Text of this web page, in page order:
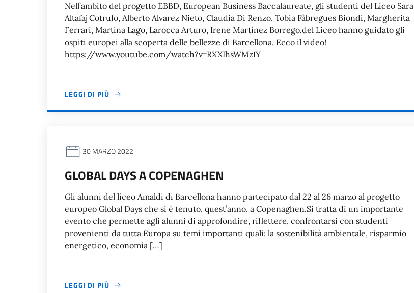
Nell’ambito del progetto EBBD, European Business Baccalaureate, gli studenti del Liceo Sara
Altafaj Cotrufo, Alberto Alvarez Nieto, Claudia Di Renzo, Tobia Fàbregues Biondi, Margherita
Ferrari, Martina Lago, Larocca Arturo, Irene Martínez Borrego.del Liceo hanno guidato gli
ospiti europei alla scoperta delle bellezze di Barcellona. Ecco il video!
https://www.youtube.com/watch?v=RXXIhsWMzIY
LEGGI DI PIÙ
30 MARZO 2022
GLOBAL DAYS A COPENAGHEN
Gli alunni del liceo Amaldi di Barcellona hanno partecipato dal 22 al 26 marzo al progetto
europeo Global Days che si è tenuto, quest’anno, a Copenaghen.Si tratta di un importante
evento che permette agli alunni di approfondire, riflettere, confrontarsi con studenti
provenienti da tutta Europa su temi importanti quali: la sostenibilità ambientale, risparmio
energetico, economia […]
LEGGI DI PIÙ